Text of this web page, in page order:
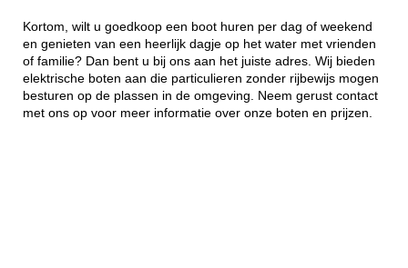
Kortom, wilt u goedkoop een boot huren per dag of weekend
en genieten van een heerlijk dagje op het water met vrienden
of familie? Dan bent u bij ons aan het juiste adres. Wij bieden
elektrische boten aan die particulieren zonder rijbewijs mogen
besturen op de plassen in de omgeving. Neem gerust contact
met ons op voor meer informatie over onze boten en prijzen.